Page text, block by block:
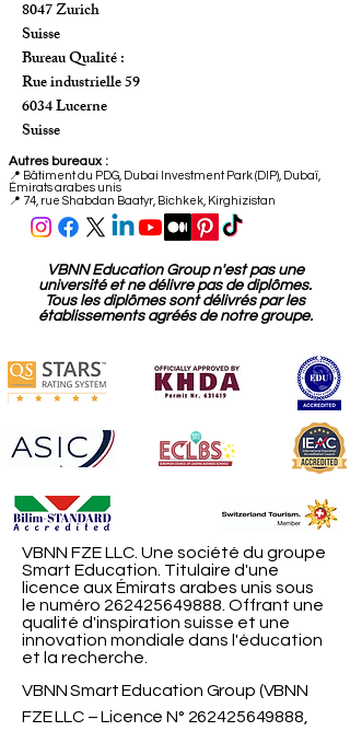
8047 Zurich
Suisse
Bureau Qualité :
Rue industrielle 59
6034 Lucerne
Suisse
Autres bureaux :
📍 Bâtiment du PDG, Dubai Investment Park (DIP), Dubaï,
Émirats arabes unis
📍 74, rue Shabdan Baatyr, Bichkek, Kirghizistan
VBNN Education Group n'est pas une
université et ne délivre pas de diplômes.
Tous les diplômes sont délivrés par les
établissements agréés de notre groupe.
VBNN FZE LLC. Une société du groupe
Smart Education. Titulaire d'une
licence aux Émirats arabes unis sous
le numéro 262425649888 . Offrant une
qualité d'inspiration suisse et une
innovation mondiale dans l'éducation
et la recherche.
VBNN Smart Education Group (VBNN
FZE LLC – Licence N° 262425649888